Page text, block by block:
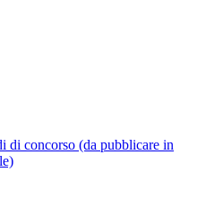
di concorso (da pubblicare in